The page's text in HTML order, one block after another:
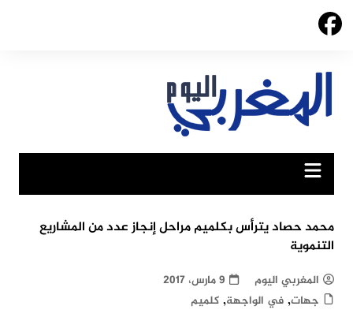
Skip
محمد حصاد يترأس بكلميم مراحل إنجاز عدد من المشاريع
التنموية
المغربي اليوم
9 مارس، 2017
جهات, في الواجهة, كلميم